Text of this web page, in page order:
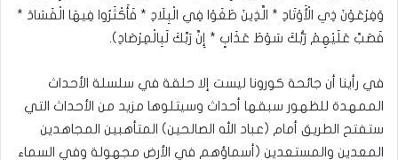
وَفِرْعَوْنَ ذِي الْأَوْتَادِ * الَّذِينَ طَغَوْا فِي الْبِلَادِ * فَأَكْثَرُوا فِيهَا الْفَسَادَ *
فَصَبَّ عَلَيْهِمْ رَبُّكَ سَوْطَ عَذَابٍ * إِنَّ رَبَّكَ لَبِالْمِرْصَادِ).
في رأينا أن جائحة كورونا ليست إلا حلقة في سلسلة الأحداث
الممهدة للظهور سبقها أحداث وسيتلوها مزيد من الأحداث التي
ستفتح الطريق أمام (عباد الله الصالحين) المتأهبين المجاهدين
المعدين والمستعدين (أسماؤهم في الأرض مجهولة وفي السماء